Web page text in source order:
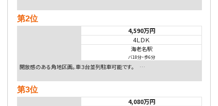
第2位
4,590万円
4ＬＤＫ
海老名駅
バ18分・歩6分
開放感のある角地区画。車３台並列駐車可能です。 …
第3位
4,080万円